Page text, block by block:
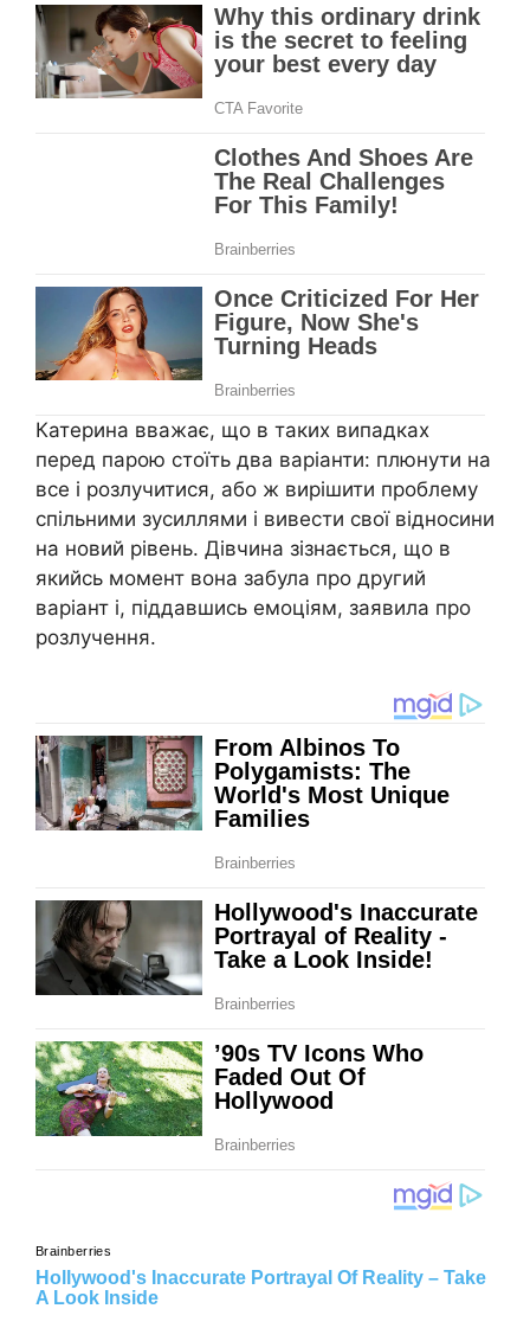
Катерина вважає, що в таких випадках
перед парою стоїть два варіанти: плюнути на
все і розлучитися, або ж вирішити проблему
спільними зусиллями і вивести свої відносини
на новий рівень. Дівчина зізнається, що в
якийсь момент вона забула про другий
варіант і, піддавшись емоціям, заявила про
розлучення.